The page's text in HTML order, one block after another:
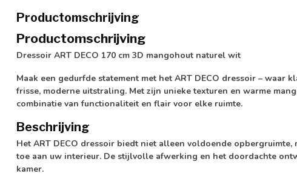
Productomschrijving
Productomschrijving
Dressoir ART DECO 170 cm 3D mangohout naturel wit
Maak een gedurfde statement met het ART DECO dressoir – waar
frisse, moderne uitstraling. Met zijn unieke texturen en warme
combinatie van functionaliteit en flair voor elke ruimte.
Beschrijving
Het ART DECO dressoir biedt niet alleen voldoende
toe aan uw interieur. De stijlvolle afwerking en het doordachte
kamer.